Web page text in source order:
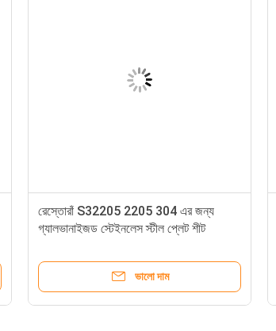
রেস্তোরাঁ S32205 2205 304 এর জন্য
গ্যালভানাইজড স্টেইনলেস স্টীল প্লেট শীট
ভালো দাম